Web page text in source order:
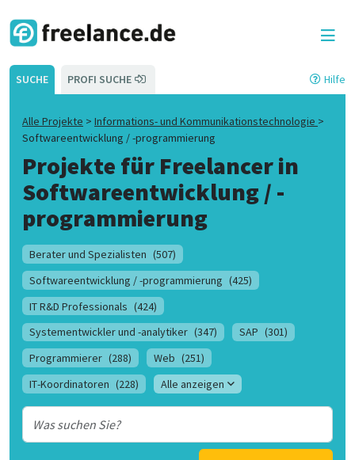
SUCHE PROFI SUCHE Hilfe
Alle Projekte > Informations- und Kommunikationstechnologie >
Softwareentwicklung / -programmierung
Projekte für Freelancer in
Softwareentwicklung / -
programmierung
Berater und Spezialisten (507)
Softwareentwicklung / -programmierung (425)
IT R&D Professionals (424)
Systementwickler und -analytiker (347) SAP (301)
Programmierer (288) Web (251)
IT-Koordinatoren (228) Alle anzeigen